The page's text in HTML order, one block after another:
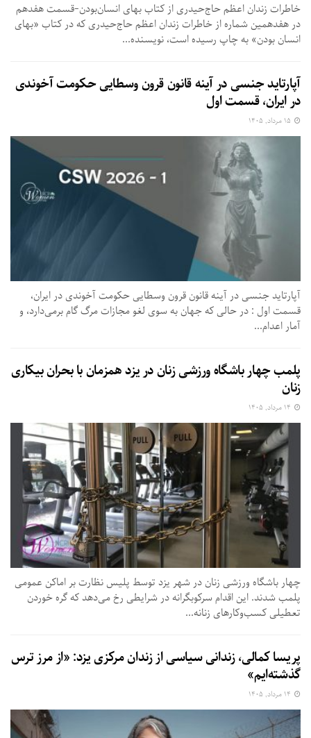
خاطرات زندان اعظم حاج‌حیدری از کتاب بهای انسان‌بودن-قسمت هفدهم
در هفدهمین شماره از خاطرات زندان اعظم حاج‌حیدری که در کتاب «بهای
انسان بودن» به چاپ رسیده است،‌ نویسنده...
آپارتاید جنسی در آینه قانون قرون وسطایی حکومت آخوندی
در ایران، قسمت اول
آپارتاید جنسی در آینه قانون قرون وسطایی حکومت آخوندی در ایران،
قسمت اول : در حالی که جهان به سوی لغو مجازات مرگ گام برمی‌دارد، و
آمار اعدام...
پلمب چهار باشگاه ورزشی زنان در یزد همزمان با بحران بیکاری
زنان
چهار باشگاه ورزشی زنان در شهر یزد توسط پلیس نظارت بر اماکن عمومی
پلمب شدند. این اقدام سرکوبگرانه در شرایطی رخ می‌دهد که گره خوردن
تعطیلی کسب‌وکارهای زنانه...
پریسا کمالی، زندانی سیاسی از زندان مرکزی یزد: «از مرز ترس
گذشته‌ایم»